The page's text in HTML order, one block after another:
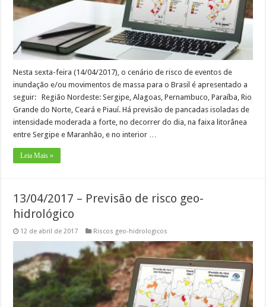
Nesta sexta-feira (14/04/2017), o cenário de risco de eventos de
inundação e/ou movimentos de massa para o Brasil é apresentado a
seguir: Região Nordeste: Sergipe, Alagoas, Pernambuco, Paraíba, Rio
Grande do Norte, Ceará e Piauí. Há previsão de pancadas isoladas de
intensidade moderada a forte, no decorrer do dia, na faixa litorânea
entre Sergipe e Maranhão, e no interior …
Leia Mais »
13/04/2017 – Previsão de risco geo-
hidrológico
12 de abril de 2017 Riscos geo-hidrologicos